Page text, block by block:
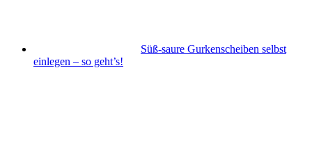
Süß-saure Gurkenscheiben selbst
einlegen – so geht’s!